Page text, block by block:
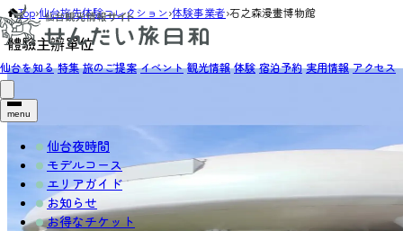
仙台を知る 特集 旅のご提案 イベント 観光情報 体験 宿泊予約 実用情報 アクセス
menu
仙台夜時間
モデルコース
エリアガイド
お知らせ
お得なチケット
Top›仙台旅先体験コレクション›体験事業者›石之森漫畫博物館
體驗主辦單位